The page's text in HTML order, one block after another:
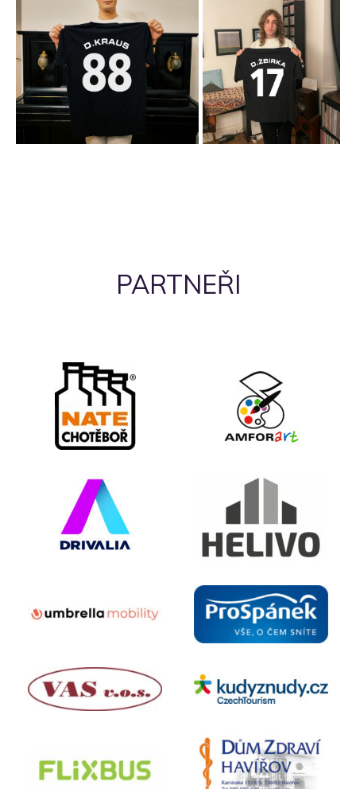
PARTNEŘI